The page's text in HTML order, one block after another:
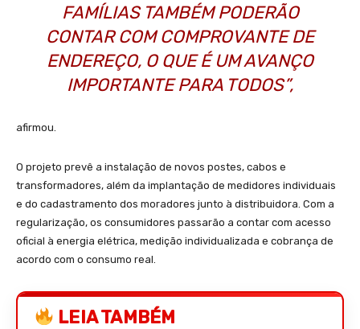
FAMÍLIAS TAMBÉM PODERÃO
CONTAR COM COMPROVANTE DE
ENDEREÇO, O QUE É UM AVANÇO
IMPORTANTE PARA TODOS”,
afirmou.
O projeto prevê a instalação de novos postes, cabos e
transformadores, além da implantação de medidores individuais
e do cadastramento dos moradores junto à distribuidora. Com a
regularização, os consumidores passarão a contar com acesso
oficial à energia elétrica, medição individualizada e cobrança de
acordo com o consumo real.
LEIA TAMBÉM